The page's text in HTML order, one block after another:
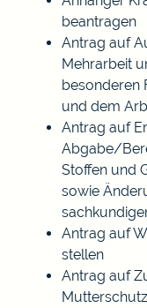
beantragen
Antrag auf
Mehrarbeit
besonderen
und dem
Antrag auf
Abgabe/
Stoffen und
sowie
Antrag auf
stellen
Antrag auf